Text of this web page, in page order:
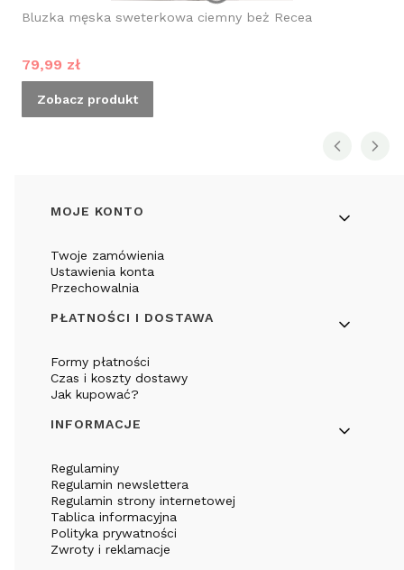
Bluzka męska sweterkowa ciemny beż Recea
Cena promocyjna
79,99 zł
Zobacz produkt
Linki w stopce
MOJE KONTO
Twoje zamówienia
Ustawienia konta
Przechowalnia
PŁATNOŚCI I DOSTAWA
Formy płatności
Czas i koszty dostawy
Jak kupować?
INFORMACJE
Regulaminy
Regulamin newslettera
Regulamin strony internetowej
Tablica informacyjna
Polityka prywatności
Zwroty i reklamacje